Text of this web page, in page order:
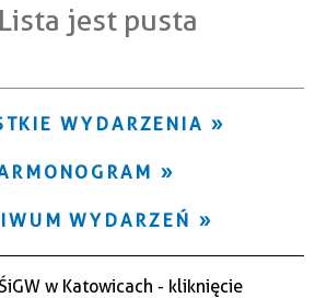
Lista jest pusta
WYDARZENIA
WYDARZEŃ